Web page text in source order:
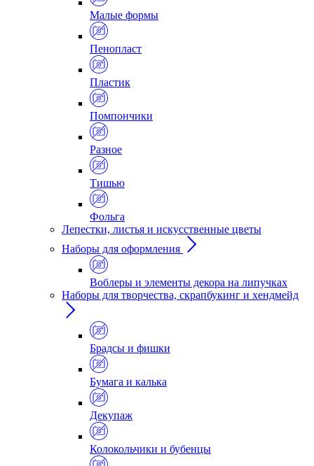
Малые формы
Пенопласт
Пластик
Помпончики
Разное
Тишью
Фольга
Лепестки, листья и искусственные цветы
Наборы для оформления
Воблеры и элементы декора на липучках
Наборы для творчества, скрапбукинг и хендмейд
Брадсы и фишки
Бумага и калька
Декупаж
Колокольчики и бубенцы